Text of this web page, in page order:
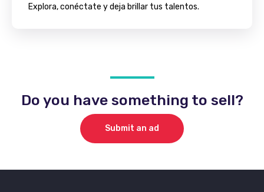
Explora, conéctate y deja brillar tus talentos.
Do you have something to sell?
Submit an ad